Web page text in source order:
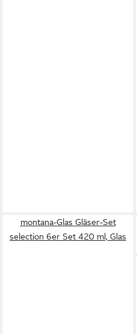
montana-Glas Gläser-Set
selection 6er Set 420 ml, Glas